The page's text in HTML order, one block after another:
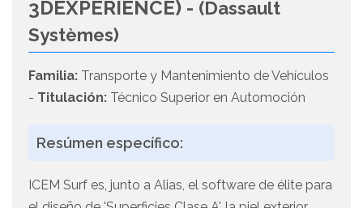
3DEXPERIENCE) - (Dassault
Systèmes)
Familia: Transporte y Mantenimiento de Vehículos
- Titulación: Técnico Superior en Automoción
Resúmen específico:
ICEM Surf es, junto a Alias, el software de élite para